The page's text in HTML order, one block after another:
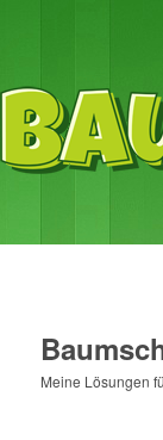
Meine Lösungen